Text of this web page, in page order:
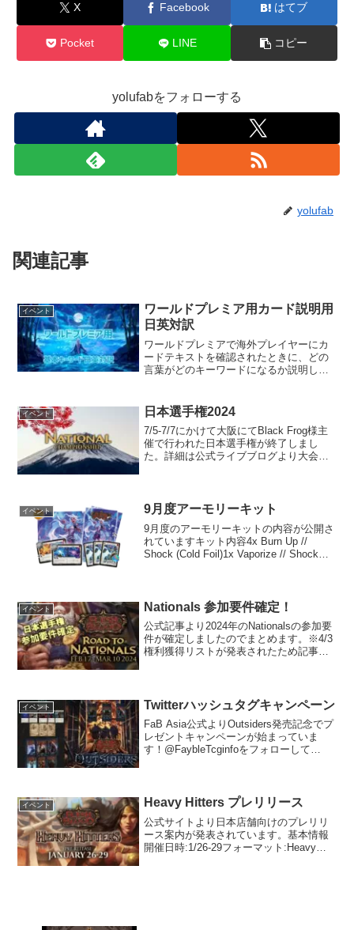
X Facebook はてブ
Pocket LINE コピー
yolufabをフォローする
yolufab
関連記事
イベント
ワールドプレミア用カード説明用
日英対訳
ワールドプレミアで海外プレイヤーにカ
ードテキストを確認されたときに、どの
言葉がどのキーワードになるか説明し辛
Callingなどでは電子記録媒体は利用不可
なので注意して下さい...
イベント 日本選手権2024
7/5-7/7にかけて大阪にてBlack Frog様主
催で行われた日本選手権が終了しまし
た。詳細は公式ライブブログより大会に
の...
イベント 9月度アーモリーキット
9月度のアーモリーキットの内容が公開さ
れていますキット内容4x Burn Up //
Shock (Cold Foil)1x Vaporize // Shock
イベント Nationals 参加要件確定！
公式記事より2024年のNationalsの参加要
件が確定しましたのでまとめます。※4/3
権利獲得リストが発表されたため記事を
イベント Twitterハッシュタグキャンペーン
FaB Asia公式よりOutsiders発売記念でプ
レゼントキャンペーンが始まっていま
す！@FaybleTcginfoをフォローして
イベント Heavy Hitters プレリリース
公式サイトより日本店舗向けのプレリリ
ース案内が発表されています。基本情報
開催日時:1/26-29フォーマット:Heavy